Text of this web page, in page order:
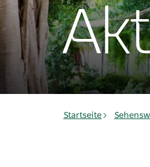
Startseite